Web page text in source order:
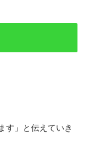
す」と伝えていき